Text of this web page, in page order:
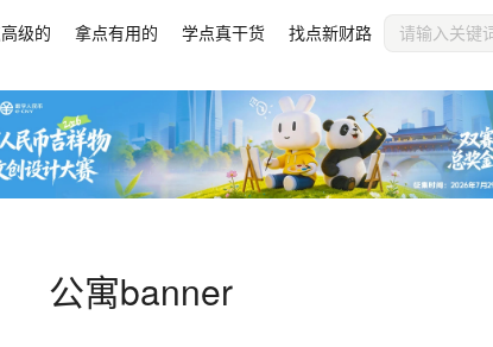
级的 拿点有用的 学点真干货 找点新财路
公寓banner